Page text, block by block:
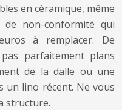
en céramique, même
non-conformité qui
à remplacer. De
parfaitement plans
de la dalle ou une
un lino récent. Ne vous
structure.